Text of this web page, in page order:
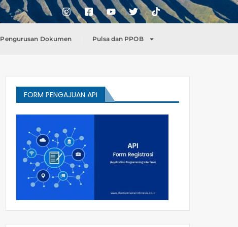
Pengurusan Dokumen Pulsa dan PPOB
FORM PENGAJUAN API